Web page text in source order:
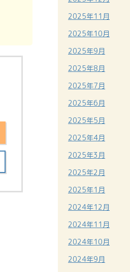
2025年11月
2025年10月
2025年9月
2025年8月
2025年7月
2025年6月
2025年5月
2025年4月
2025年3月
2025年2月
2025年1月
2024年12月
2024年11月
2024年10月
2024年9月